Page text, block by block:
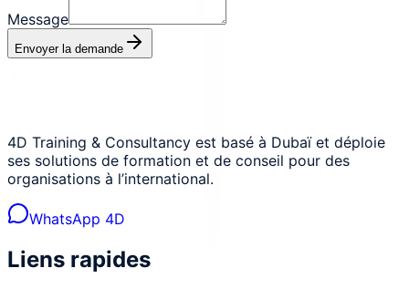
Message
Envoyer la demande
4D Training & Consultancy est basé à Dubaï et déploie
ses solutions de formation et de conseil pour des
organisations à l’international.
WhatsApp 4D
Liens rapides